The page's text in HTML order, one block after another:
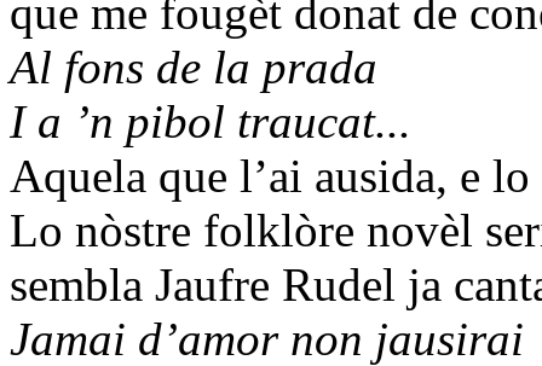
que me fougèt donat de
Al fons de la prada
I a ’n pibol traucat...
Aquela que l’ai ausida, e
Lo nòstre folklòre novèl
sembla Jaufre Rudel ja
Jamai d’amor non jausirai